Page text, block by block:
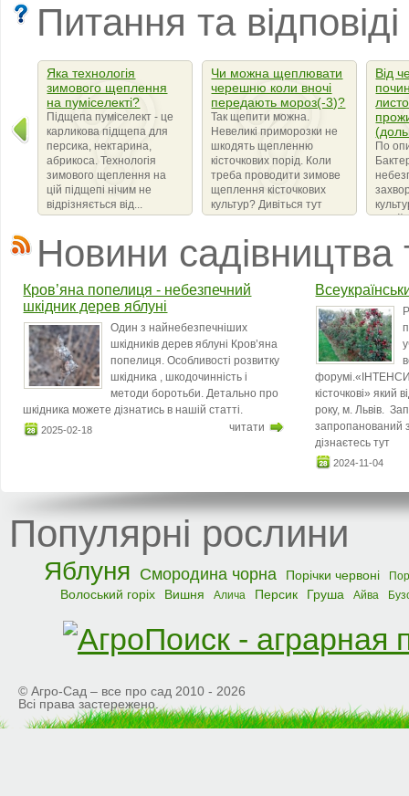
Питання та
Яка технологія
зимового щеплення
на пуміселекті?
Підщепа пуміселект - це
карликова підщепа для
персика, нектарина,
абрикоса. Технологія
зимового щеплення на
цій підщепі нічим не
відрізняється від...
Чи можна щеплювати
черешню коли вночі
передають мороз(-3)?
Так щепити можна.
Невеликі приморозки не
шкодять щепленню
кісточкових порід. Коли
треба проводити зимове
щеплення кісточкових
культур? Дивіться тут
Від
По
Новини садівництва
Кров’яна попелиця - небезпечний
шкідник дерев яблуні
Один з найнебезпечніших
шкідників дерев яблуні Кров’яна
попелиця. Особливості розвитку
шкідника , шкодочинність і
методи боротьби. Детально про
шкідника можете дізнатись в нашій статті.
2025-02-18 читати
кісточкові» який
року, м. Львів.
запропанований
дізнаєтесь тут
2024-11-04
Популярні рослини
Яблуня Смородина чорна Порічки червоні
Волоський горіх Вишня Алича Персик Груша Айва
© Агро-Сад – все про сад 2010 - 2026
Всі права застережено.